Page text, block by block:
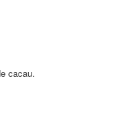
cacau.